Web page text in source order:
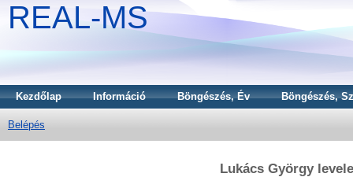
REAL-MS
Kezdőlap Információ Böngészés, Év Böngészés,
Belépés
Lukács György